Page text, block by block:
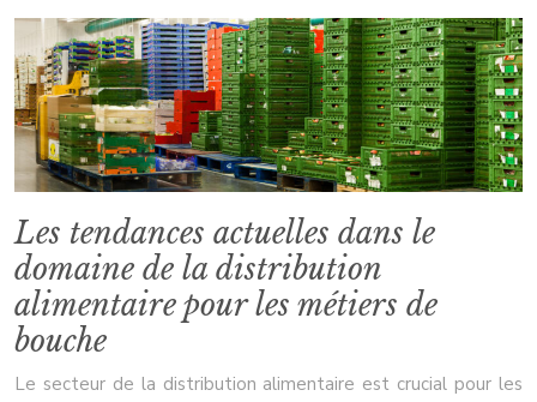
Les tendances actuelles dans le
domaine de la distribution
alimentaire pour les métiers de
bouche
Le secteur de la distribution alimentaire est crucial pour les